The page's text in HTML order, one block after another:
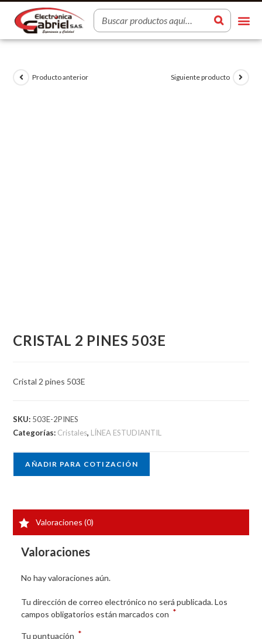
Producto anterior Siguiente producto
CRISTAL 2 PINES 503E
Cristal 2 pines 503E
SKU: 503E-2PINES
Categorías: Cristales, LÍNEA ESTUDIANTIL
AÑADIR PARA COTIZACIÓN
Valoraciones (0)
Valoraciones
No hay valoraciones aún.
Tu dirección de correo electrónico no será publicada. Los
campos obligatorios están marcados con *
Tu puntuación *